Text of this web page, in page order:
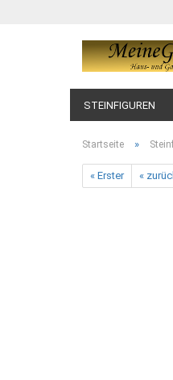
STEINFIGUREN
Startseite »
« Erster «